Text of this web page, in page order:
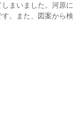
まいました。河原に
。また、図案から検